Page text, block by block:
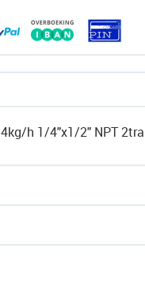
h 1/4"x1/2" NPT